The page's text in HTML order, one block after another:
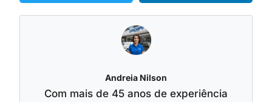
Andreia Nilson
Com mais de 45 anos de experiência